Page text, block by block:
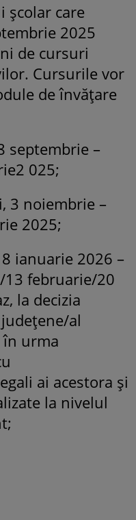
școlar care
2025
de cursuri
Cursurile vor
de învățare
septembrie –
025;
3 noiembrie –
2025;
ianuarie 2026 –
13 februarie/20
la decizia
al
urma
ai acestora şi
la nivelul